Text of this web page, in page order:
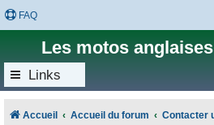
FAQ
Les motos
Links
Accueil Accueil du forum Contacter